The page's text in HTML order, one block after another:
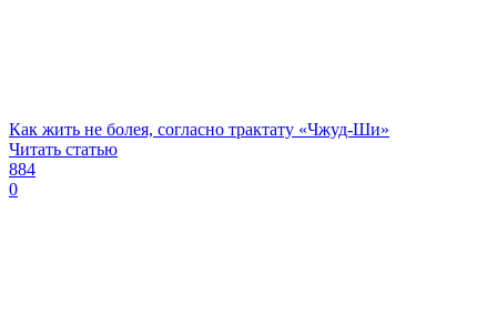
Как жить не болея, согласно трактату «Чжуд-Ши»
Читать статью
884
0